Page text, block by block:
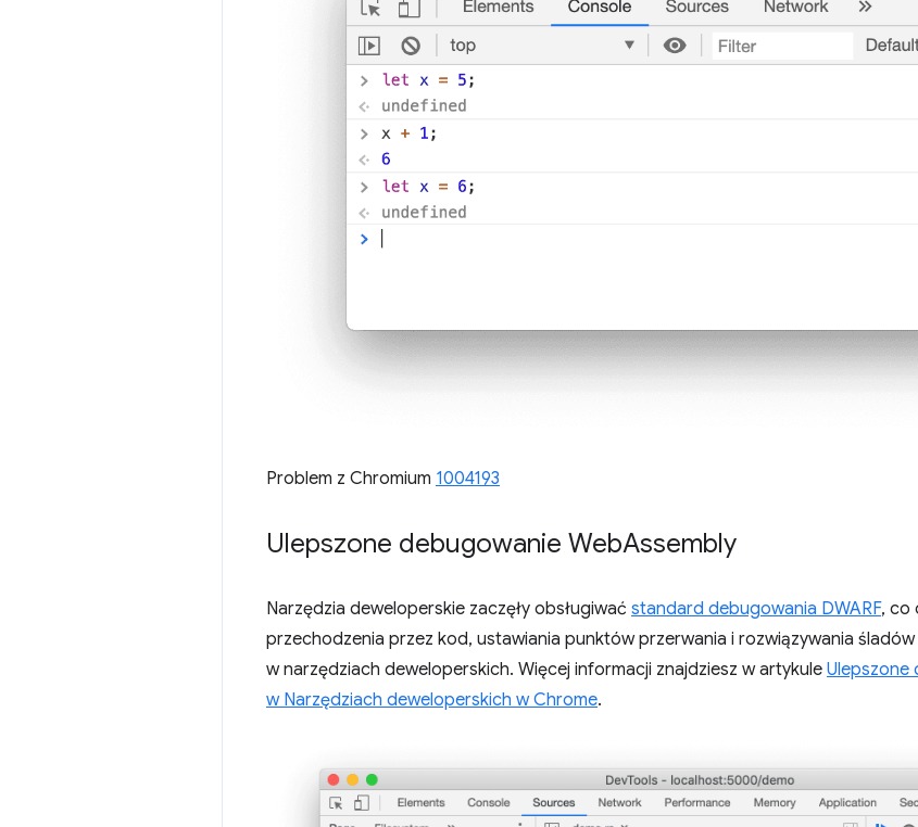
Problem z Chromium 1004193
Ulepszone debugowanie WebAssembly
Narzędzia deweloperskie zaczęły obsługiwać standard debugowania DWARF, co
przechodzenia przez kod, ustawiania punktów przerwania i rozwiązywania
w narzędziach deweloperskich. Więcej informacji znajdziesz w artykule Ulepszone
w Narzędziach deweloperskich w Chrome.